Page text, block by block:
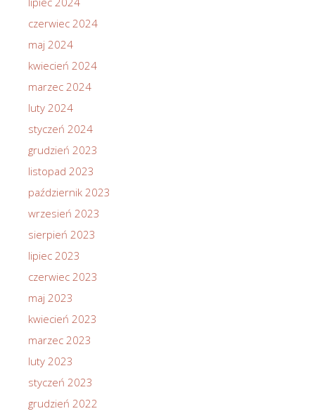
czerwiec 2024
maj 2024
kwiecień 2024
marzec 2024
luty 2024
styczeń 2024
grudzień 2023
listopad 2023
październik 2023
wrzesień 2023
sierpień 2023
lipiec 2023
czerwiec 2023
maj 2023
kwiecień 2023
marzec 2023
luty 2023
styczeń 2023
grudzień 2022